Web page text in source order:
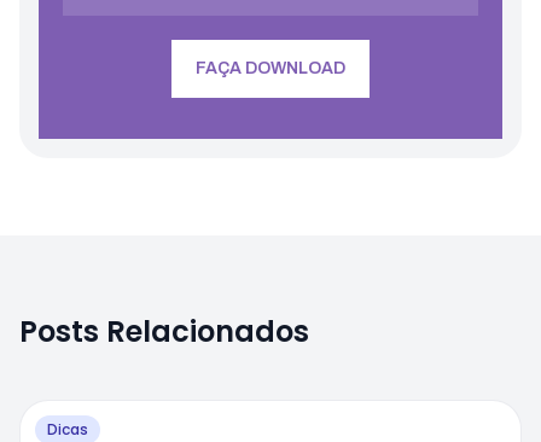
Posts Relacionados
Dicas